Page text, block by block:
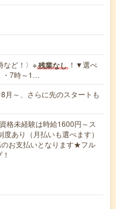
など！〉※残業なし ！▼選べ
・7時～1…
、さらに先のスタートも
未経験は時給1600円～ス
あり（月払いも選べます）
お支払いとなります★フル